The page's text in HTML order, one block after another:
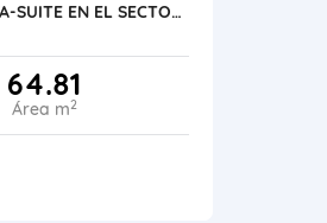
VENTA DE LUJOSA APARTA-SUITE EN EL SECTOR DE BELLO HORIZONTE
64.81
Área m2